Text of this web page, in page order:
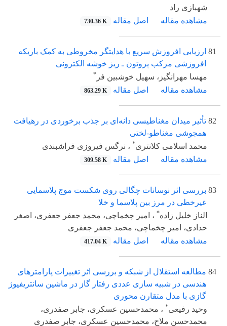
شهبازی راد
مشاهده مقاله
اصل مقاله 730.36 K
81 ارزیابی افروزش سریع با هدایتگر مخروطی به کمک باریکه
افروزشی مرکب پروتون ـ ریز خوشه الکترونی
مهسا مهرانگیز، سهیل خوشبین فر *
مشاهده مقاله اصل مقاله 863.29 K
82 تأثیر میدان مغناطیسی دانه‌ای بر جذب برخوردی در رهیافت
همجوشی مغناطو-لختی
محمد اسلامی کلانتری* ، نرگس فیروزی فراشبندی
مشاهده مقاله
اصل مقاله 309.58 K
83 بررسی اثر نوسانات چگالی روی شکست موج پلاسمایی
غیرخطی در مرز بین پلاسما و خلا
الناز خلیل زاده* ، امیر چخماچی، محمد جعفر جعفری، اصغر
حدادی، امیر چخماچی، محمد جعفر جعفری
مشاهده مقاله
اصل مقاله 417.04 K
84 مطالعه استقلال از شبکه و بررسی اثر تغییرات پارامترهای
هندسی در شبیه سازی عددی رفتار گاز در ماشین سانتریفیوژ
گازی با مدل متقارن محوری
وحید رفیعی* ، محمدحسین عسکری، جابر صفدری،
محمدحسن ملاح، محمدحسین عسکری، جابر صفدری